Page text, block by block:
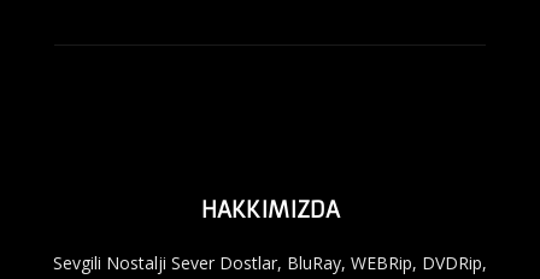
HAKKIMIZDA
Sevgili Nostalji Sever Dostlar, BluRay, WEBRip, DVDRip,